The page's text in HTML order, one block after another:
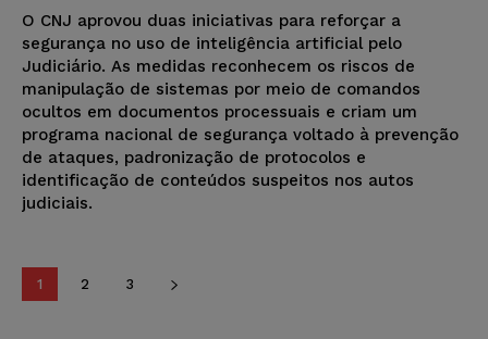
O CNJ aprovou duas iniciativas para reforçar a
segurança no uso de inteligência artificial pelo
Judiciário. As medidas reconhecem os riscos de
manipulação de sistemas por meio de comandos
ocultos em documentos processuais e criam um
programa nacional de segurança voltado à prevenção
de ataques, padronização de protocolos e
identificação de conteúdos suspeitos nos autos
judiciais.
1 2 3